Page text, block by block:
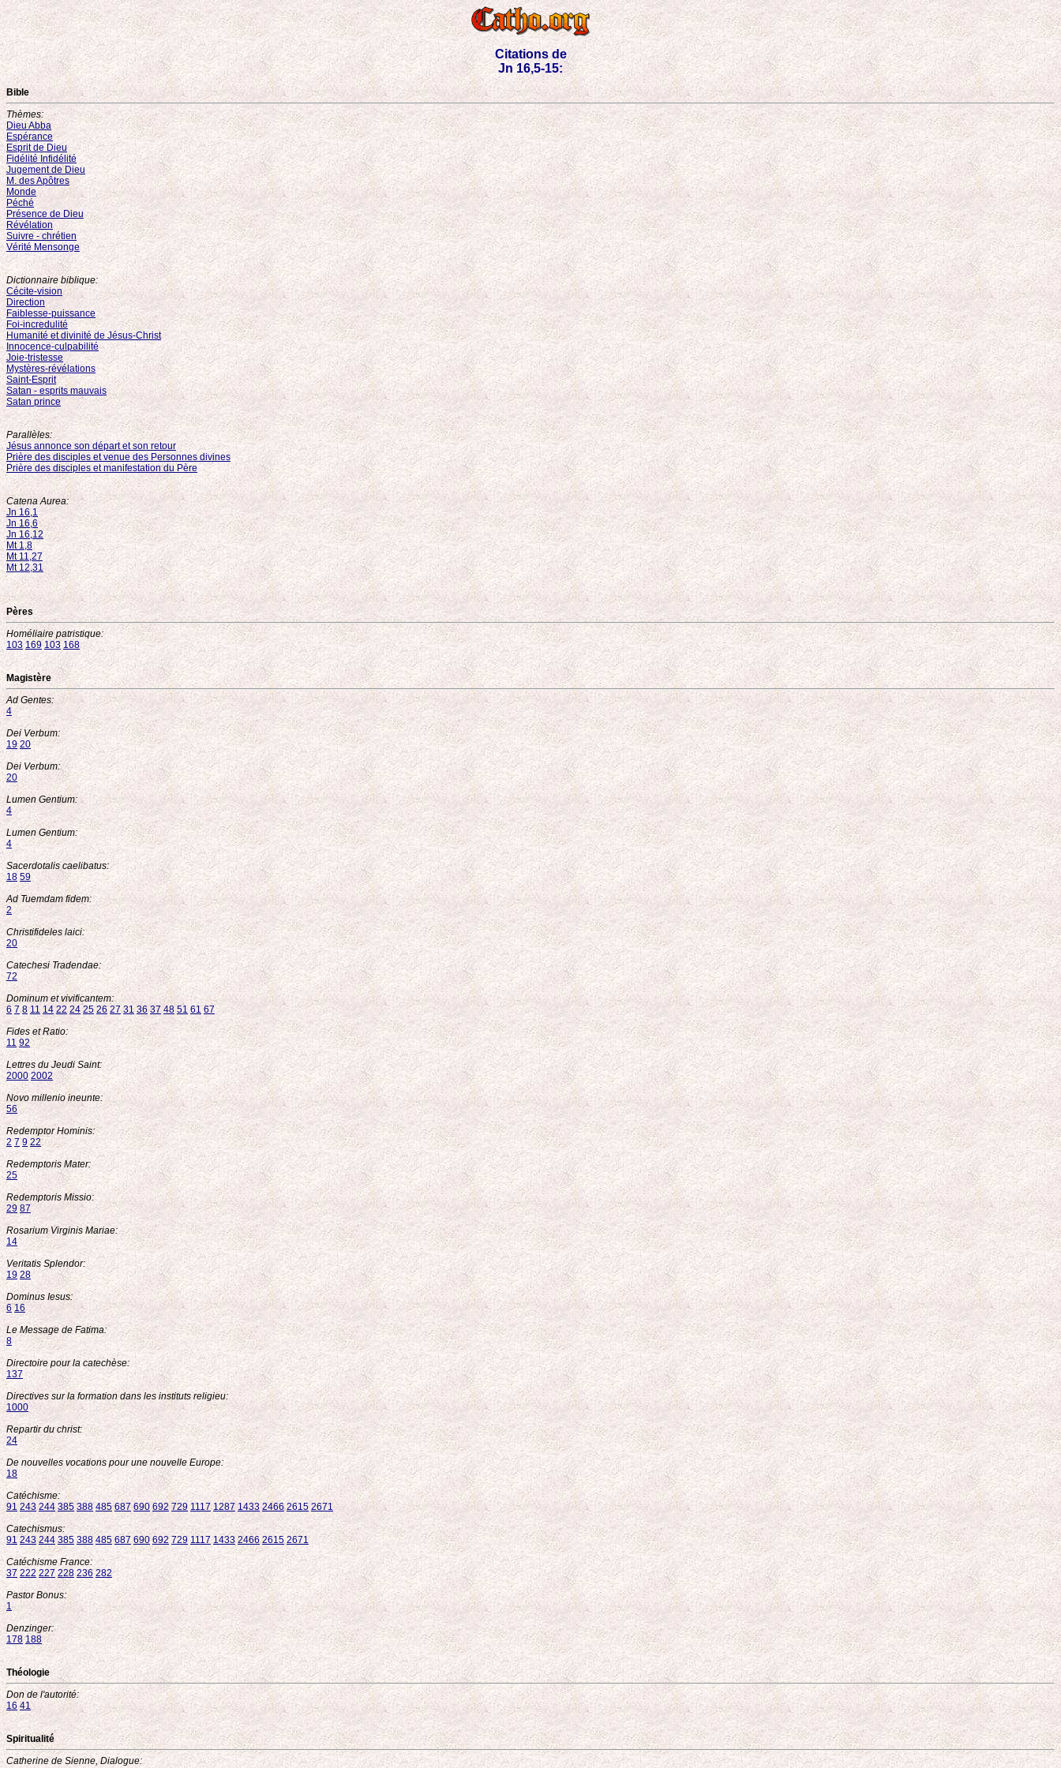
Citations de
Jn 16,5-15:
Bible
Thèmes:
Dieu Abba
Espérance
Esprit de Dieu
Fidélité Infidélité
Jugement de Dieu
M. des Apôtres
Monde
Péché
Présence de Dieu
Révélation
Suivre - chrétien
Vérité Mensonge
Dictionnaire biblique:
Cécite-vision
Direction
Faiblesse-puissance
Foi-incredulité
Humanité et divinité de Jésus-Christ
Innocence-culpabilité
Joie-tristesse
Mystères-révélations
Saint-Esprit
Satan - esprits mauvais
Satan prince
Parallèles:
Jésus annonce son départ et son retour
Prière des disciples et venue des Personnes divines
Prière des disciples et manifestation du Père
Catena Aurea:
Jn 16,1
Jn 16,6
Jn 16,12
Mt 1,8
Mt 11,27
Mt 12,31
Pères
Homéliaire patristique:
103 169 103 168
Magistère
Ad Gentes:
4
Dei Verbum:
19 20
Dei Verbum:
20
Lumen Gentium:
4
Lumen Gentium:
4
Sacerdotalis caelibatus:
18 59
Ad Tuemdam fidem:
2
Christifideles laici:
20
Catechesi Tradendae:
72
Dominum et vivificantem:
6 7 8 11 14 22 24 25 26 27 31 36 37 48 51 61 67
Fides et Ratio:
11 92
Lettres du Jeudi Saint:
2000 2002
Novo millenio ineunte:
56
Redemptor Hominis:
2 7 9 22
Redemptoris Mater:
25
Redemptoris Missio:
29 87
Rosarium Virginis Mariae:
14
Veritatis Splendor:
19 28
Dominus Iesus:
6 16
Le Message de Fatima:
8
Directoire pour la catechèse:
137
Directives sur la formation dans les instituts religieu:
1000
Repartir du christ:
24
De nouvelles vocations pour une nouvelle Europe:
18
Catéchisme:
91 243 244 385 388 485 687 690 692 729 1117 1287 1433 2466 2615 2671
Catechismus:
91 243 244 385 388 485 687 690 692 729 1117 1433 2466 2615 2671
Catéchisme France:
37 222 227 228 236 282
Pastor Bonus:
1
Denzinger:
178 188
Théologie
Don de l'autorité:
16 41
Spiritualité
Catherine de Sienne, Dialogue: